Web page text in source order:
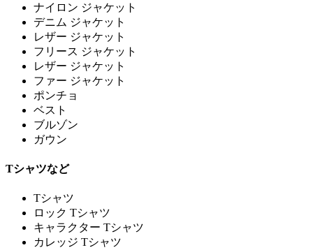
ナイロン ジャケット
デニム ジャケット
レザー ジャケット
フリース ジャケット
レザー ジャケット
ファー ジャケット
ポンチョ
ベスト
ブルゾン
ガウン
Tシャツなど
Tシャツ
ロック Tシャツ
キャラクター Tシャツ
カレッジ Tシャツ